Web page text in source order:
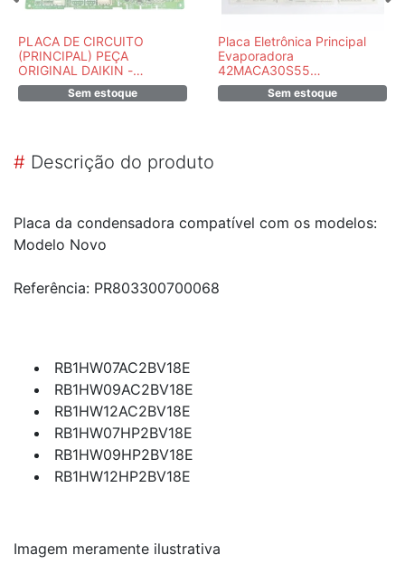
PLACA DE CIRCUITO
(PRINCIPAL) PEÇA
ORIGINAL DAIKIN -
7900161MR
Sem estoque
Placa Eletrônica Principal
Evaporadora
42MACA30S55
17122000009633
Sem estoque
# Descrição do produto
Placa da condensadora compatível com os modelos:
Modelo Novo
Referência: PR803300700068
RB1HW07AC2BV18E
RB1HW09AC2BV18E
RB1HW12AC2BV18E
RB1HW07HP2BV18E
RB1HW09HP2BV18E
RB1HW12HP2BV18E
Imagem meramente ilustrativa